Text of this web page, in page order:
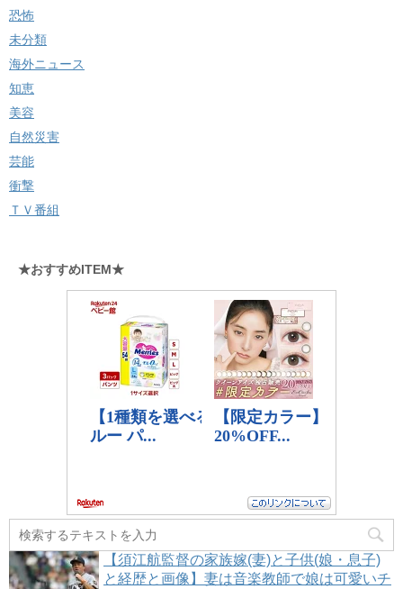
恐怖
未分類
海外ニュース
知恵
美容
自然災害
芸能
衝撃
ＴＶ番組
★おすすめITEM★
【須江航監督の家族嫁(妻)と子供(娘・息子)
と経歴と画像】妻は音楽教師で娘は可愛いチ